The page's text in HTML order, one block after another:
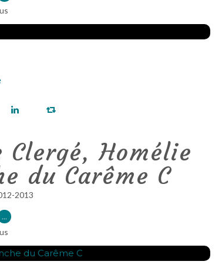
Homélie
du Carême C
2013
…